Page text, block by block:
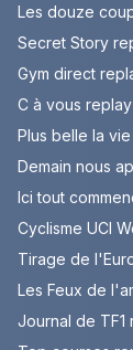
Les douze
Secret Story
Gym direct
C à vous replay
Plus belle la
Demain nous
Ici tout
Cyclisme UCI
Tirage de
Les Feux de
Journal de TF1